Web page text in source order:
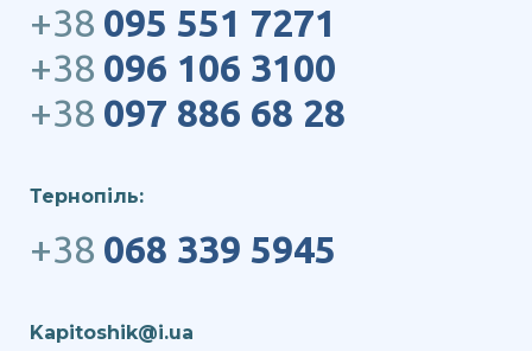
+38 095 551 7271
+38 096 106 3100
+38 097 886 68 28
Тернопіль:
+38 068 339 5945
Kapitoshik@i.ua